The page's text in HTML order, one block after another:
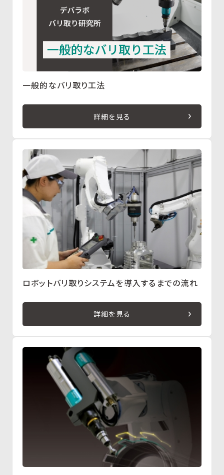
一般的なバリ取り工法
詳細を見る
ロボットバリ取りシステムを導入するまでの流れ
詳細を見る